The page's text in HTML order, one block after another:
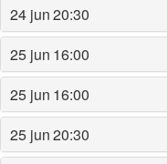
24 jun20:30
25 jun 16:00
25 jun 16:00
25 jun20:30